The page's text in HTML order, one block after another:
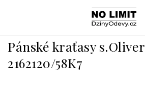
Pánské kraťasy s.Oliver
2162120/58K7